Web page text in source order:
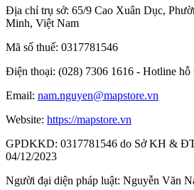
Địa chỉ trụ sở: 65/9 Cao Xuân Dục,
Minh, Việt Nam
Mã số thuế: 0317781546
Điện thoại: (028) 7306 1616 - Hotline hỗ
Email: nam.nguyen@mapstore.vn
Website: https://mapstore.vn
GPDKKD: 0317781546 do Sở KH &
04/12/2023
Người đại diện pháp luật: Nguyễn Văn